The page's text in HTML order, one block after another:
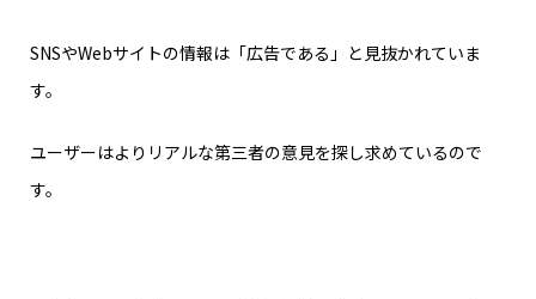
SNSやWebサイトの情報は「広告である」と見抜かれていま
す。
ユーザーはよりリアルな第三者の意見を探し求めているので
す。